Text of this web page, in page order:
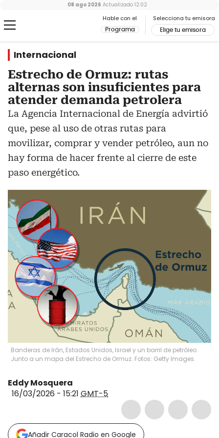
Hable con el
Programa
Selecciona tu emisora
Elige tu emisora
08 ago 2026 Actualizado 12:02
Internacional
Estrecho de Ormuz: rutas
alternas son insuficientes para
atender demanda petrolera
La Agencia Internacional de Energía advirtió
que, pese al uso de otras rutas para
movilizar, comprar y vender petróleo, aun no
hay forma de hacer frente al cierre de este
paso energético.
Banderas de Irán, Estados Unidos, Israel y un barril de petróleo.
Junto a un mapa del Estrecho de Ormuz. Fotos: Getty Images.
Eddy Mosquera
16/03/2026 - 15:21 GMT-5
Añadir Caracol Radio en Google